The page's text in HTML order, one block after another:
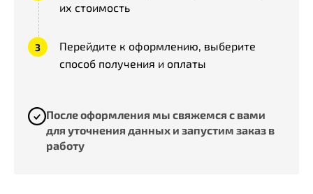
их стоимость
Перейдите к оформлению, выберите
способ получения и оплаты
После оформления мы свяжемся с вами
для уточнения данных и запустим заказ в
работу